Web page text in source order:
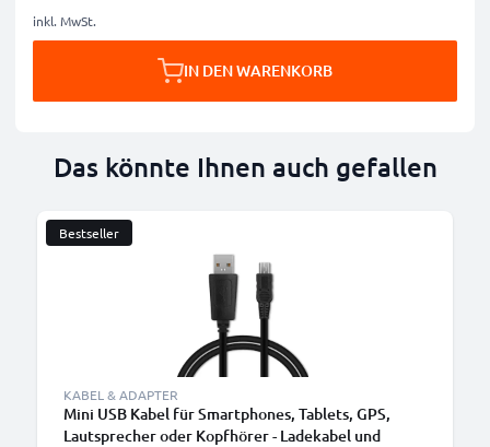
inkl. MwSt.
IN DEN WARENKORB
Das könnte Ihnen auch gefallen
Bestseller
KABEL & ADAPTER
Mini USB Kabel für Smartphones, Tablets, GPS,
Lautsprecher oder Kopfhörer - Ladekabel und